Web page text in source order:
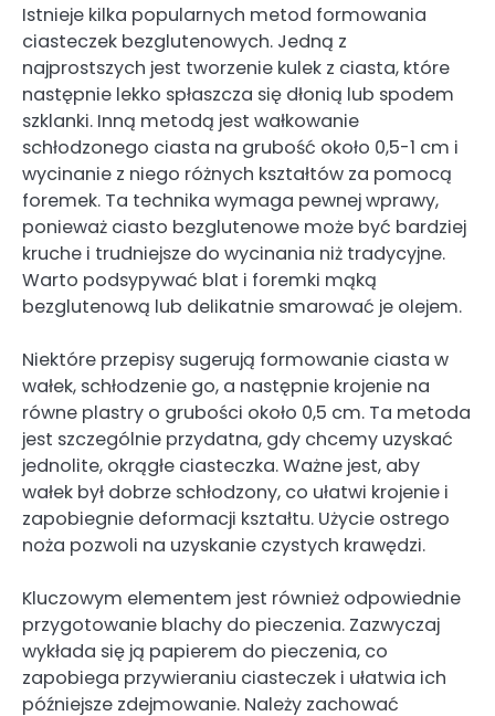
Istnieje kilka popularnych metod formowania
ciasteczek bezglutenowych. Jedną z
najprostszych jest tworzenie kulek z ciasta, które
następnie lekko spłaszcza się dłonią lub spodem
szklanki. Inną metodą jest wałkowanie
schłodzonego ciasta na grubość około 0,5-1 cm i
wycinanie z niego różnych kształtów za pomocą
foremek. Ta technika wymaga pewnej wprawy,
ponieważ ciasto bezglutenowe może być bardziej
kruche i trudniejsze do wycinania niż tradycyjne.
Warto podsypywać blat i foremki mąką
bezglutenową lub delikatnie smarować je olejem.
Niektóre przepisy sugerują formowanie ciasta w
wałek, schłodzenie go, a następnie krojenie na
równe plastry o grubości około 0,5 cm. Ta metoda
jest szczególnie przydatna, gdy chcemy uzyskać
jednolite, okrągłe ciasteczka. Ważne jest, aby
wałek był dobrze schłodzony, co ułatwi krojenie i
zapobiegnie deformacji kształtu. Użycie ostrego
noża pozwoli na uzyskanie czystych krawędzi.
Kluczowym elementem jest również odpowiednie
przygotowanie blachy do pieczenia. Zazwyczaj
wykłada się ją papierem do pieczenia, co
zapobiega przywieraniu ciasteczek i ułatwia ich
późniejsze zdejmowanie. Należy zachować